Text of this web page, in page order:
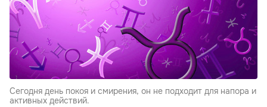
Сегодня день покоя и смирения, он не подходит для напора и
активных действий.